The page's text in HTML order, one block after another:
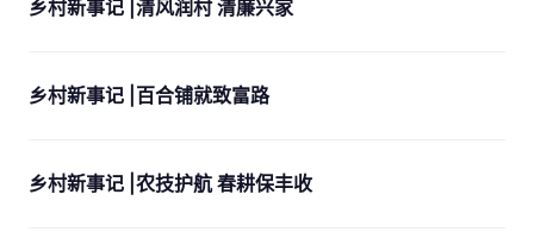
乡村新事记 |清风润村 清廉兴家
乡村新事记 |百合铺就致富路
乡村新事记 |农技护航 春耕保丰收